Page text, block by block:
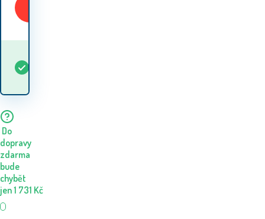
Do
dopravy
zdarma
bude
chybět
jen1 731 Kč